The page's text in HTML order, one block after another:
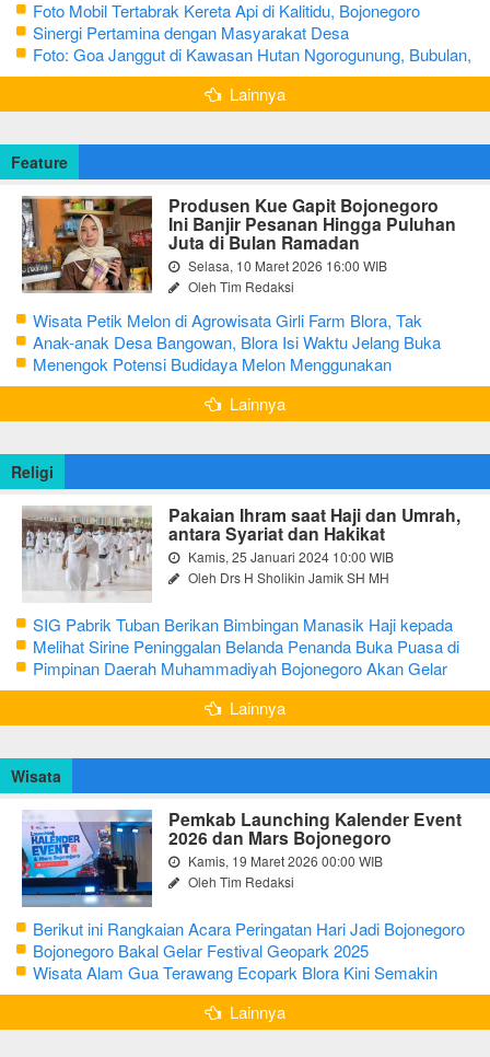
Foto Mobil Tertabrak Kereta Api di Kalitidu, Bojonegoro
Sinergi Pertamina dengan Masyarakat Desa
Foto: Goa Janggut di Kawasan Hutan Ngorogunung, Bubulan,
Bojonegoro
Lainnya
Feature
Produsen Kue Gapit Bojonegoro
Ini Banjir Pesanan Hingga Puluhan
Juta di Bulan Ramadan
Selasa, 10 Maret 2026 16:00 WIB
Oleh Tim Redaksi
Wisata Petik Melon di Agrowisata Girli Farm Blora, Tak
Sampai 5 Hari Sudah Ludes Terjual
Anak-anak Desa Bangowan, Blora Isi Waktu Jelang Buka
Puasa dengan Latihan Gamelan
Menengok Potensi Budidaya Melon Menggunakan
Greenhouse di Bojonegoro
Lainnya
Religi
Pakaian Ihram saat Haji dan Umrah,
antara Syariat dan Hakikat
Kamis, 25 Januari 2024 10:00 WIB
Oleh Drs H Sholikin Jamik SH MH
SIG Pabrik Tuban Berikan Bimbingan Manasik Haji kepada
CJH Kabupaten Tuban
Melihat Sirine Peninggalan Belanda Penanda Buka Puasa di
Pendopo Bupati Blora
Pimpinan Daerah Muhammadiyah Bojonegoro Akan Gelar
Salat Iduladha 9 Juli 2022
Lainnya
Wisata
Pemkab Launching Kalender Event
2026 dan Mars Bojonegoro
Kamis, 19 Maret 2026 00:00 WIB
Oleh Tim Redaksi
Berikut ini Rangkaian Acara Peringatan Hari Jadi Bojonegoro
Ke-348 Tahun 2025
Bojonegoro Bakal Gelar Festival Geopark 2025
Wisata Alam Gua Terawang Ecopark Blora Kini Semakin
Menarik
Lainnya